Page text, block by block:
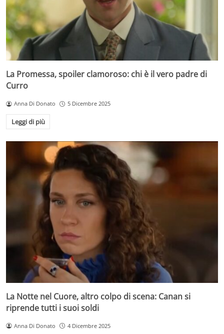
La Promessa, spoiler clamoroso: chi è il vero padre di
Curro
Anna Di Donato 5 Dicembre 2025
Leggi di più
La Notte nel Cuore, altro colpo di scena: Canan si
riprende tutti i suoi soldi
Anna Di Donato 4 Dicembre 2025